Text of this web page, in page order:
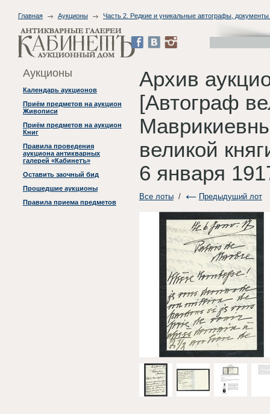
Главная Аукционы Часть 2. Редкие и уникальные автографы,
Аукционы
Календарь аукционов
Приём предметов на аукцион
Живописи
Приём предметов на аукцион
Книг
Правила проведения
аукциона антикварных
галерей «Кабинетъ»
Оставить заочный бид
Прошедшие аукционы
Правила приема предметов
Архив
[Автограф
великой
6 января
Все лоты/ Предыдущий лот